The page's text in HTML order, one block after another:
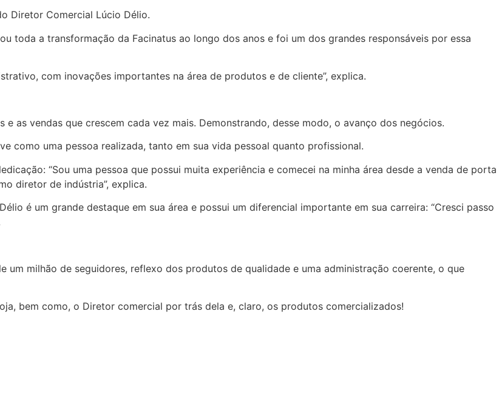
Diretor Comercial Lúcio Délio.
toda a transformação da Facinatus ao longo dos anos e foi um dos grandes responsáveis por essa
com inovações importantes na área de produtos e de cliente”, explica.
as vendas que crescem cada vez mais. Demonstrando, desse modo, o avanço dos negócios.
como uma pessoa realizada, tanto em sua vida pessoal quanto profissional.
“Sou uma pessoa que possui muita experiência e comecei na minha área desde a venda de porta
diretor de indústria”, explica.
é um grande destaque em sua área e possui um diferencial importante em sua carreira: “Cresci passo
um milhão de seguidores, reflexo dos produtos de qualidade e uma administração coerente, o que
bem como, o Diretor comercial por trás dela e, claro, os produtos comercializados!